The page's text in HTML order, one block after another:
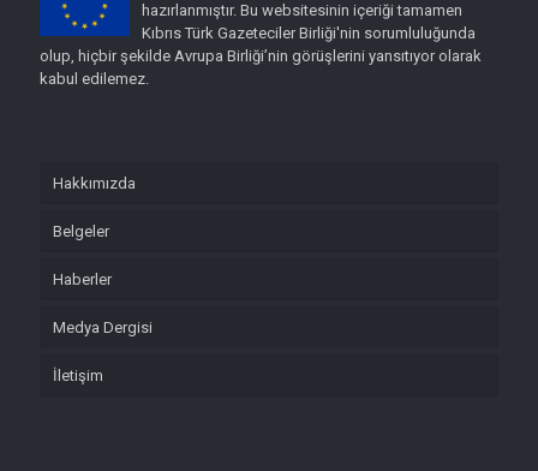
hazırlanmıştır. Bu websitesinin içeriği tamamen
Kıbrıs Türk Gazeteciler Birliği'nin sorumluluğunda
olup, hiçbir şekilde Avrupa Birliği’nin görüşlerini yansıtıyor olarak
kabul edilemez.
Hakkımızda
Belgeler
Haberler
Medya Dergisi
İletişim